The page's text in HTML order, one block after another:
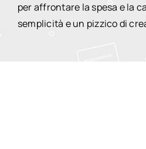
per affrontare la spesa e la
semplicità e un pizzico di